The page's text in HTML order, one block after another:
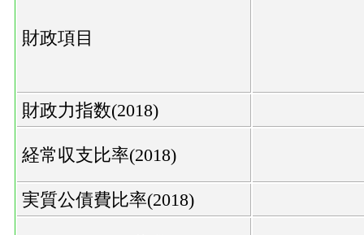
財政項目
財政力指数(2018)
経常収支比率(2018)
実質公債費比率(2018)